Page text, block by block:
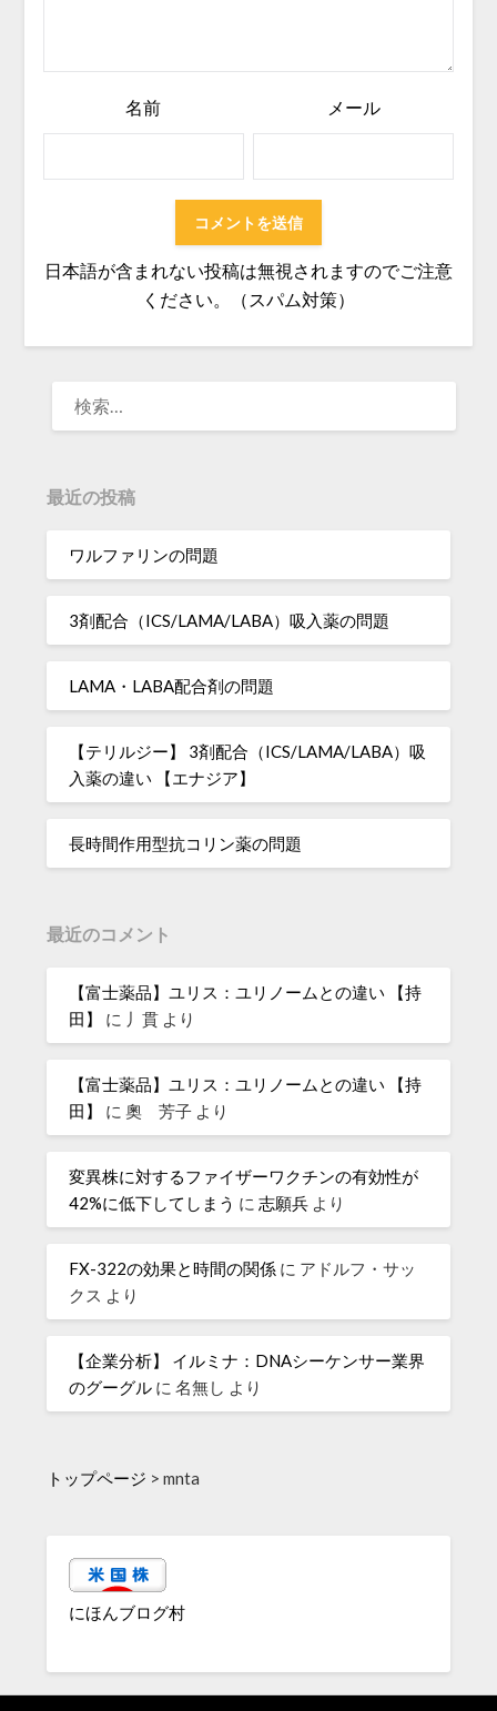
名前 メール
日本語が含まれない投稿は無視されますのでご注意
ください。（スパム対策）
最近の投稿
ワルファリンの問題
3剤配合（ICS/LAMA/LABA）吸入薬の問題
LAMA・LABA配合剤の問題
【テリルジー】 3剤配合（ICS/LAMA/LABA）吸
入薬の違い 【エナジア】
長時間作用型抗コリン薬の問題
最近のコメント
【富士薬品】ユリス：ユリノームとの違い 【持
田】
に 丿貫 より
【富士薬品】ユリス：ユリノームとの違い 【持
田】
に奧 芳子 より
変異株に対するファイザーワクチンの有効性が
42%に低下してしまう に志願兵 より
FX-322の効果と時間の関係 に アドルフ・サッ
クス より
【企業分析】 イルミナ：DNAシーケンサー業界
のグーグル に名無し より
トップページ >mnta
にほんブログ村